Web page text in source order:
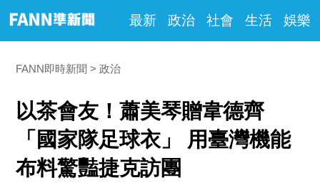
最新 政治 社會 生活 娛樂
FANN即時新聞 政治
以茶會友！蕭美琴贈韋德齊
「國家隊足球衣」 用臺灣機能
布料驚豔捷克訪團